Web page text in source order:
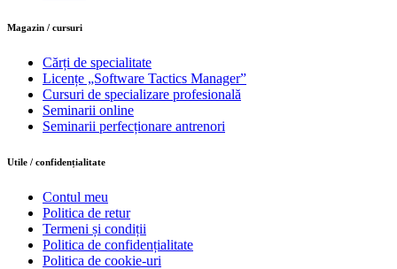
Magazin / cursuri
Cărți de specialitate
Licențe „Software Tactics Manager”
Cursuri de specializare profesională
Seminarii online
Seminarii perfecționare antrenori
Utile / confidențialitate
Contul meu
Politica de retur
Termeni și condiții
Politica de confidențialitate
Politica de cookie-uri